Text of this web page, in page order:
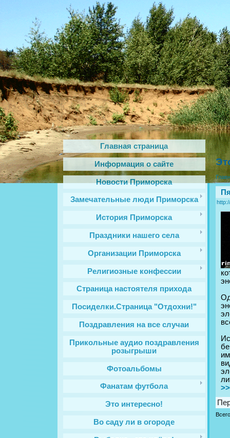
Главная страница
Информация о сайте
Новости Приморска
Замечательные люди Приморска
История Приморска
Праздники нашего села
Организации Приморска
Религиозные конфессии
Cтраница настоятеля прихода
Посиделки.Страница "Отдохни!"
Поздравления на все случаи
Прикольные аудио поздравления
розыгрыши
Фотоальбомы
Фанатам футбола
Это интересно!
Во саду ли в огороде